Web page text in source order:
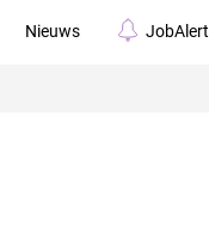
Nieuws JobAlert